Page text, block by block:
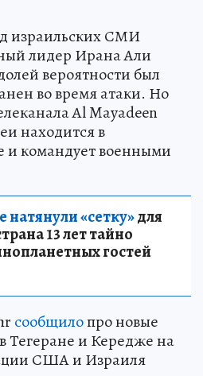
израильских СМИ
лидер Ирана Али
вероятности был
во время атаки. Но
Al Mayadeen
находится в
и командует военными
«сетку»для
13 лет тайно
гостей
сообщилопро новые
Тегеране и Кередже на
США и Израиля